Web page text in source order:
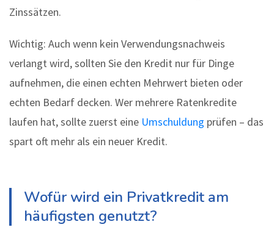
Zinssätzen.
Wichtig: Auch wenn kein Verwendungsnachweis
verlangt wird, sollten Sie den Kredit nur für Dinge
aufnehmen, die einen echten Mehrwert bieten oder
echten Bedarf decken. Wer mehrere Ratenkredite
laufen hat, sollte zuerst eine Umschuldung prüfen – das
spart oft mehr als ein neuer Kredit.
Wofür wird ein Privatkredit am
häufigsten genutzt?